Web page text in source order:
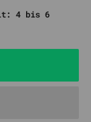
4 bis 6